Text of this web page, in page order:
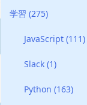
学習 (275)
JavaScript(111)
Slack(1)
Python(163)